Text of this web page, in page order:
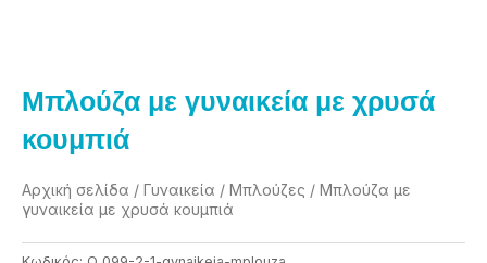
Μπλούζα με γυναικεία με χρυσά
κουμπιά
Αρχική σελίδα / Γυναικεία / Μπλούζες / Μπλούζα με
γυναικεία με χρυσά κουμπιά